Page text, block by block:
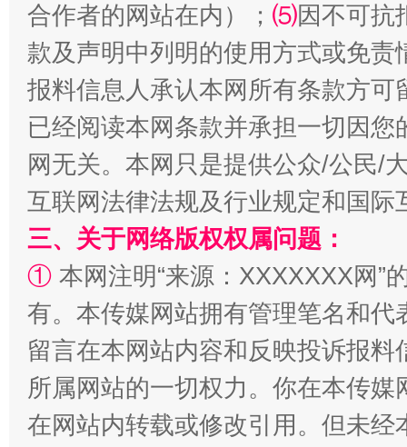
揭批美国五大"原罪" "炒
合作者的网站在内）； ⑸因不可抗
款及声明中列明的使用方式或免责
报料信息人承认本网所有条款方
已经阅读本网条款并承担一切因
网无关。本网只是提供公众/公民/
互联网法律法规及行业规定和国
三、关于网络版权权属问题：
① 本网注明“来源：XXXXXXX网”
有。本传媒网站拥有管理笔名和
留言在本网站内容和反映投诉报
所属网站的一切权力。你在本传
在网站内转载或修改引用。但未